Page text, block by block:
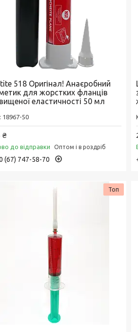
518 Оригінал! Анаєробний
для жорстких фланців
еластичності 50 мл
18967-50
₴
до відправки Оптом і в роздріб
(67) 747-58-70
Топ